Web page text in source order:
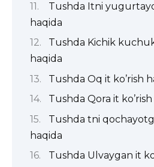
Tushda Itni
haqida
Tushda Kichik
haqida
Tushda Oq it ko’rish
Tushda Qora it
Tushda tni
haqida
Tushda Ulvaygan it